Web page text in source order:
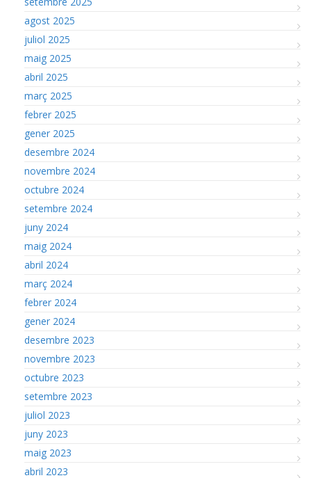
agost 2025
juliol 2025
maig 2025
abril 2025
març 2025
febrer 2025
gener 2025
desembre 2024
novembre 2024
octubre 2024
setembre 2024
juny 2024
maig 2024
abril 2024
març 2024
febrer 2024
gener 2024
desembre 2023
novembre 2023
octubre 2023
setembre 2023
juliol 2023
juny 2023
maig 2023
abril 2023